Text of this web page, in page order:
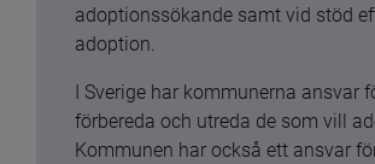
adoptionssökande samt vid stöd
adoption.
I Sverige har kommunerna ansvar
förbereda och utreda de som vill
Kommunen har också ett ansvar